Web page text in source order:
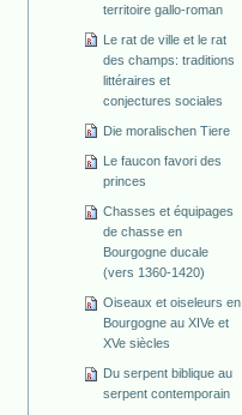
territoire gallo-roman
Le rat de ville et le rat
des champs: traditions
littéraires et
conjectures sociales
Die moralischen Tiere
Le faucon favori des
princes
Chasses et équipages
de chasse en
Bourgogne ducale
(vers 1360-1420)
Oiseaux et oiseleurs en
Bourgogne au XIVe et
XVe siècles
Du serpent biblique au
serpent contemporain